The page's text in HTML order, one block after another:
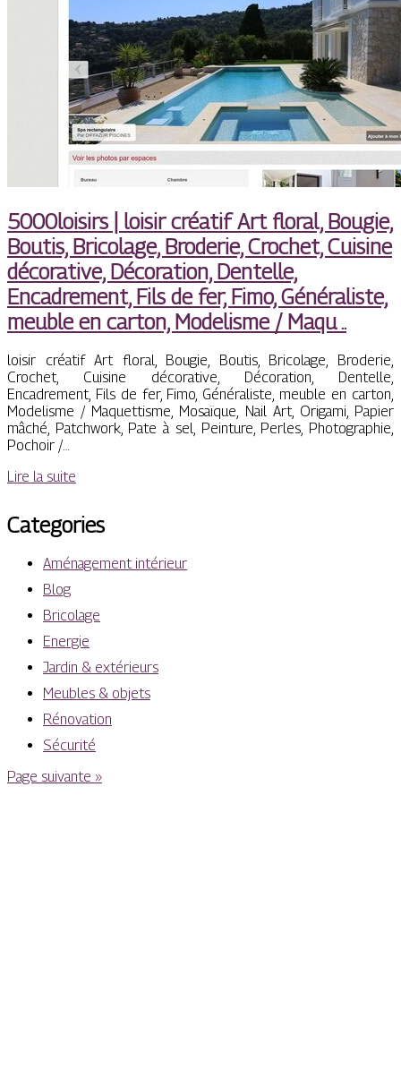
5000loisirs | loisir créatif Art floral, Bougie,
Boutis, Bricolage, Broderie, Crochet, Cuisine
décorative, Décoration, Dentelle,
Encadrement, Fils de fer, Fimo, Généraliste,
meuble en carton, Modelisme / Maqu ..
loisir créatif Art floral, Bougie, Boutis, Bricolage, Broderie,
Crochet, Cuisine décorative, Décoration, Dentelle,
Encadrement, Fils de fer, Fimo, Généraliste, meuble en carton,
Modelisme / Maquettisme, Mosaïque, Nail Art, Origami, Papier
mâché, Patchwork, Pate à sel, Peinture, Perles, Photographie,
Pochoir /…
Lire la suite
Categories
Aménagement intérieur
Blog
Bricolage
Energie
Jardin & extérieurs
Meubles & objets
Rénovation
Sécurité
Page suivante »